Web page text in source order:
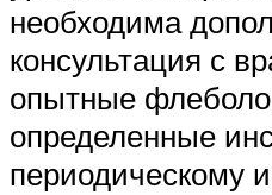
необходима
консультация с
опытные
определенные
периодическому